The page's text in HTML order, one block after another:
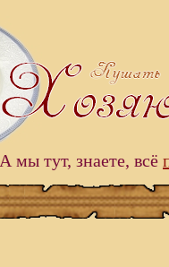
А мы тут, знаете, всё